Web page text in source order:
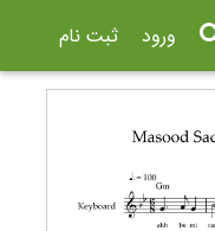
ثبت نام ورود